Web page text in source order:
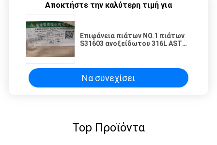
Αποκτήστε την καλύτερη τιμή για
Επιφάνεια πιάτων NO.1 πιάτων
S31603 ανοξείδωτου 316L ASTM
Να συνεχίσει
Top Προϊόντα